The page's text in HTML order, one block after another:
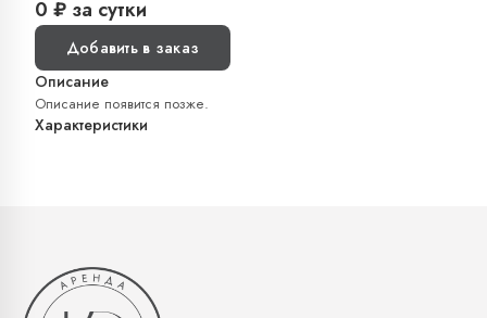
0 ₽ за сутки
Добавить в заказ
Описание
Описание появится позже.
Характеристики